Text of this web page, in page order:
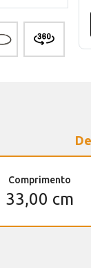
Comprimento
33,00 cm